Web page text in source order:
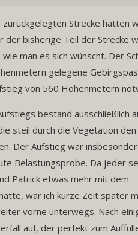
Strecke hatten
der bisherige Teil der Strecke
man es sich wünscht. Der
gelegene
von 560 Höhenmetern
bestand ausschließlich
steil durch die Vegetation den
Der Aufstieg war
Belastungsprobe. Da jeder
Patrick etwas mehr mit dem
war ich kurze Zeit später
vorne unterwegs. Nach
auf, der perfekt zum